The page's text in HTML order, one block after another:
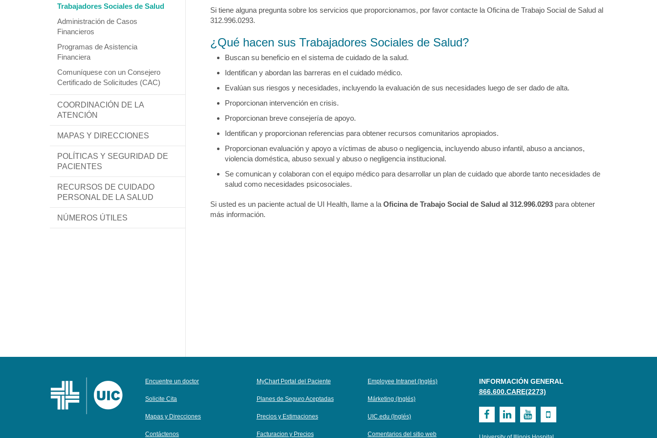
Trabajadores Sociales de Salud
Administración de Casos
Financieros
Programas de Asistencia
Financiera
Comuníquese con un Consejero
Certificado de Solicitudes (CAC)
COORDINACIÓN DE LA
ATENCIÓN
MAPAS Y DIRECCIONES
POLÍTICAS Y SEGURIDAD DE
PACIENTES
RECURSOS DE CUIDADO
PERSONAL DE LA SALUD
NÚMEROS ÚTILES
Si tiene alguna pregunta sobre los servicios que proporcionamos, por favor contacte la Oficina de Trabajo Social de Salud al
312.996.0293.
¿Qué hacen sus Trabajadores Sociales de Salud?
Buscan su beneficio en el sistema de cuidado de la salud.
Identifican y abordan las barreras en el cuidado médico.
Evalúan sus riesgos y necesidades, incluyendo la evaluación de sus necesidades luego de ser dado de alta.
Proporcionan intervención en crisis.
Proporcionan breve consejería de apoyo.
Identifican y proporcionan referencias para obtener recursos comunitarios apropiados.
Proporcionan evaluación y apoyo a víctimas de abuso o negligencia, incluyendo abuso infantil, abuso a ancianos,
violencia doméstica, abuso sexual y abuso o negligencia institucional.
Se comunican y colaboran con el equipo médico para desarrollar un plan de cuidado que aborde tanto necesidades de
salud como necesidades psicosociales.
Si usted es un paciente actual de UI Health, llame a la Oficina de Trabajo Social de Salud al 312.996.0293para obtener
más información.
Encuentre un doctor
Solicite Cita
Mapas y Direcciones
Contáctenos
MyChart Portal del Paciente
Planes de Seguro Aceptadas
Precios y Estimaciones
Facturacion y Precios
Employee Intranet (Inglés)
Márketing (Inglés)
UIC.edu (Inglés)
Comentarios del sitio web
INFORMACIÓN GENERAL
866.600.CARE(2273)
Visit Visit VisitVisit